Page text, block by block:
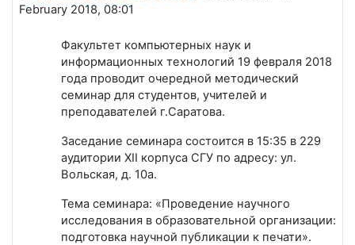
February 2018, 08:01
Факультет компьютерных наук и
информационных технологий 19 февраля 2018
года проводит очередной методический
семинар для студентов, учителей и
преподавателей г.Саратова.
Заседание семинара состоится в 15:35 в 229
аудитории XII корпуса СГУ по адресу: ул.
Вольская, д. 10а.
Тема семинара: «Проведение научного
исследования в образовательной организации:
подготовка научной публикации к печати».